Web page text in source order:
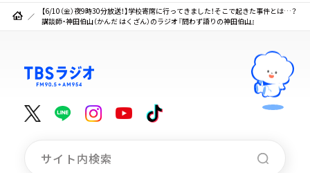
【6/10（金）夜9時30分放送！】学校寄席に行ってきました！そこで起きた事件とは…？
講談師・神田伯山（かんだ はくざん）のラジオ『問わず語りの神田伯山』